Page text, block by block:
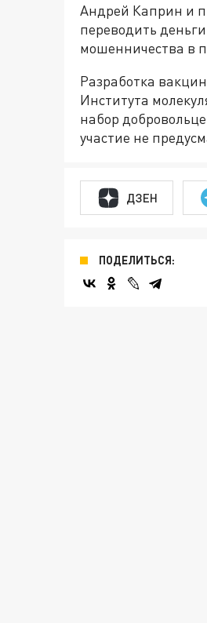
Андрей Каприн и
переводить
мошенничества в
Разработка
Института
набор
участие не
ДЗЕН
ПОДЕЛИТЬСЯ: